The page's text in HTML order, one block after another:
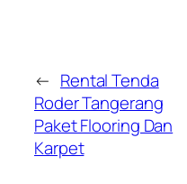
← Rental Tenda
Roder Tangerang
Paket Flooring Dan
Karpet